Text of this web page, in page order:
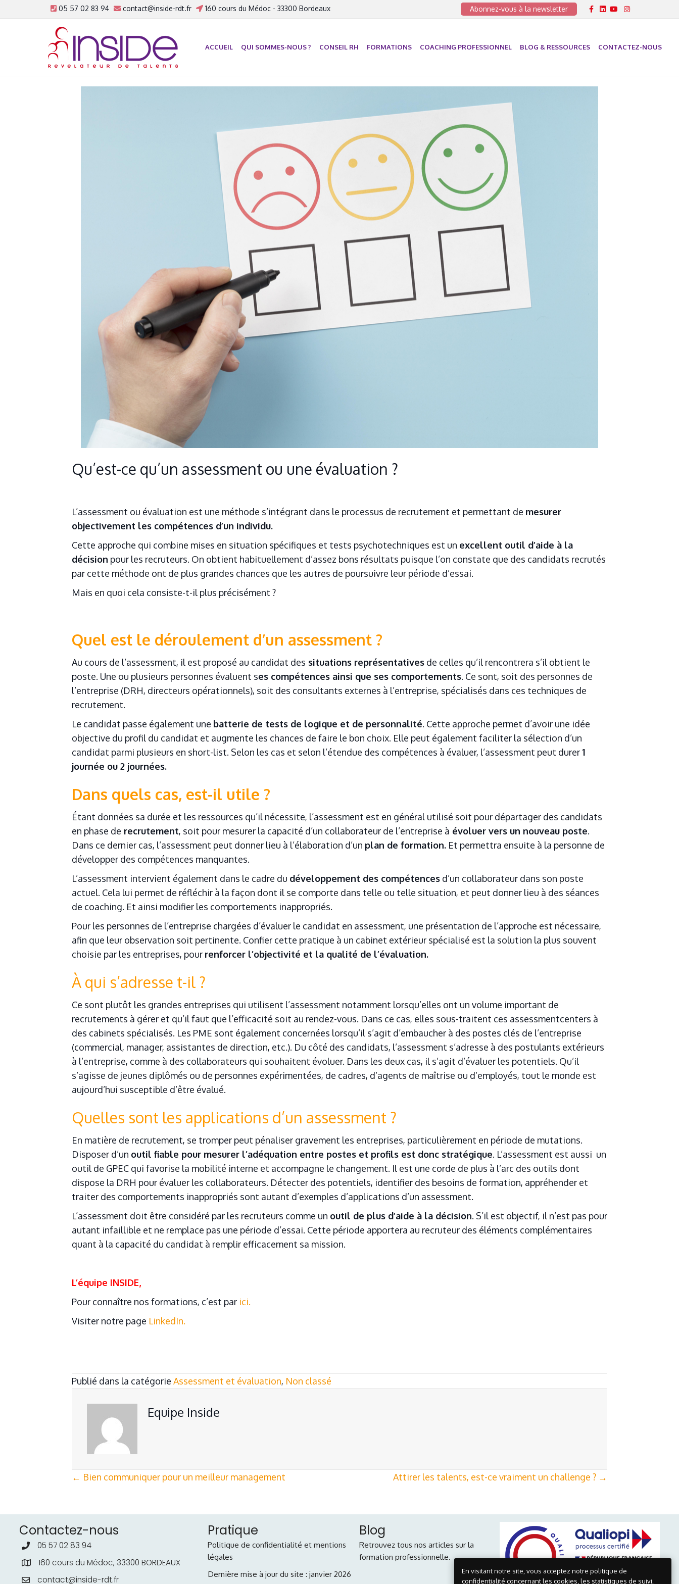
05 57 02 83 94 contact@inside-rdt.fr 160 cours du Médoc - 33300 Bordeaux Abonnez-vous à la newsletter Facebook
LinkedinYoutubeInstagram
ACCUEIL QUI SOMMES-NOUS ? CONSEIL RH FORMATIONS COACHING PROFESSIONNEL BLOG & RESSOURCES CONTACTEZ-NOUS
Qu’est-ce qu’un assessment ou une évaluation ?
L’assessment ou évaluation est une méthode s’intégrant dans le processus de recrutement et permettant de mesurer
objectivement les compétences d’un individu.
Cette approche qui combine mises en situation spécifiques et tests psychotechniques est un excellent outil d’aide à la
décision pour les recruteurs. On obtient habituellement d’assez bons résultats puisque l’on constate que des candidats recrutés
par cette méthode ont de plus grandes chances que les autres de poursuivre leur période d’essai.
Mais en quoi cela consiste-t-il plus précisément ?
Quel est le déroulement d’un assessment ?
Au cours de l’assessment, il est proposé au candidat des situations représentatives de celles qu’il rencontrera s’il obtient le
poste. Une ou plusieurs personnes évaluent ses compétences ainsi que ses comportements. Ce sont, soit des personnes de
l’entreprise (DRH, directeurs opérationnels), soit des consultants externes à l’entreprise, spécialisés dans ces techniques de
recrutement.
Le candidat passe également une batterie de tests de logique et de personnalité. Cette approche permet d’avoir une idée
objective du profil du candidat et augmente les chances de faire le bon choix. Elle peut également faciliter la sélection d’un
candidat parmi plusieurs en short-list. Selon les cas et selon l’étendue des compétences à évaluer, l’assessment peut durer1
journée ou 2 journées.
Dans quels cas, est-il utile ?
Étant données sa durée et les ressources qu’il nécessite, l’assessment est en général utilisé soit pour départager des candidats
en phase de recrutement, soit pour mesurer la capacité d’un collaborateur de l’entreprise à évoluer vers un nouveau poste.
Dans ce dernier cas, l’assessment peut donner lieu à l’élaboration d’un plan de formation. Et permettra ensuite à la personne de
développer des compétences manquantes.
L’assessment intervient également dans le cadre du développement des compétences d’un collaborateur dans son poste
actuel. Cela lui permet de réfléchir à la façon dont il se comporte dans telle ou telle situation, et peut donner lieu à des séances
de coaching. Et ainsi modifier les comportements inappropriés.
Pour les personnes de l’entreprise chargées d’évaluer le candidat en assessment, une présentation de l’approche est nécessaire,
afin que leur observation soit pertinente. Confier cette pratique à un cabinet extérieur spécialisé est la solution la plus souvent
choisie par les entreprises, pour renforcer l’objectivité et la qualité de l’évaluation.
À qui s’adresse t-il ?
Ce sont plutôt les grandes entreprises qui utilisent l’assessment notamment lorsqu’elles ont un volume important de
recrutements à gérer et qu’il faut que l’efficacité soit au rendez-vous. Dans ce cas, elles sous-traitent ces assessmentcenters à
des cabinets spécialisés. Les PME sont également concernées lorsqu’il s’agit d’embaucher à des postes clés de l’entreprise
(commercial, manager, assistantes de direction, etc.). Du côté des candidats, l’assessment s’adresse à des postulants extérieurs
à l’entreprise, comme à des collaborateurs qui souhaitent évoluer. Dans les deux cas, il s’agit d’évaluer les potentiels. Qu’il
s’agisse de jeunes diplômés ou de personnes expérimentées, de cadres, d’agents de maîtrise ou d’employés, tout le monde est
aujourd’hui susceptible d’être évalué.
Quelles sont les applications d’un assessment ?
En matière de recrutement, se tromper peut pénaliser gravement les entreprises, particulièrement en période de mutations.
Disposer d’un outil fiable pour mesurer l’adéquation entre postes et profils est donc stratégique. L’assessment est aussi un
outil de GPEC qui favorise la mobilité interne et accompagne le changement. Il est une corde de plus à l’arc des outils dont
dispose la DRH pour évaluer les collaborateurs. Détecter des potentiels, identifier des besoins de formation, appréhender et
traiter des comportements inappropriés sont autant d’exemples d’applications d’un assessment.
L’assessment doit être considéré par les recruteurs comme un outil de plus d’aide à la décision. S’il est objectif, il n’est pas pour
autant infaillible et ne remplace pas une période d’essai. Cette période apportera au recruteur des éléments complémentaires
quant à la capacité du candidat à remplir efficacement sa mission.
L’équipe INSIDE,
Pour connaître nos formations, c’est par ici.
Visiter notre page LinkedIn.
×
1) Est-ce que vos collaborateurs sont engagés ?
Non
Toujours
2) Votre équipe porte-t-elle les enjeux et la stratégie de l’entreprise ?
Non
Parfois
Souvent
Toujours
3) Votre équipe est-elle impliquée dans les rituels de management mis en place ?
Non
Parfois
Toujours
Valider mes réponses
Publié dans la catégorie Assessment et évaluation, Non classé
Equipe Inside
Posts
← Bien communiquer pour un meilleur management Attirer les talents, est-ce vraiment un challenge ? →
Contactez-nous
05 57 02 83 94
160 cours du Médoc, 33300 BORDEAUX
contact@inside-rdt.fr
Pratique
Politique de confidentialité et mentions
légales
Dernière mise à jour du site : janvier 2026
Blog
Retrouvez tous nos articles sur la
formation professionnelle.
En visitant notre site, vous acceptez notre politique de
confidentialité concernant les cookies, les statistiques de suivi,